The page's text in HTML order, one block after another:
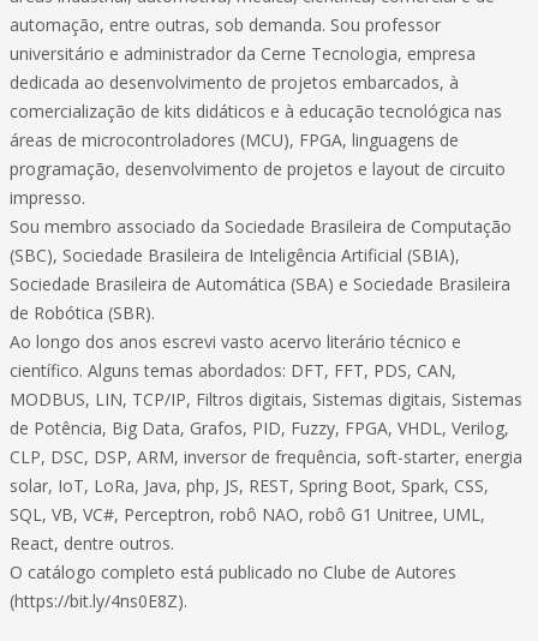
automação, entre outras, sob demanda. Sou professor
universitário e administrador da Cerne Tecnologia, empresa
dedicada ao desenvolvimento de projetos embarcados, à
comercialização de kits didáticos e à educação tecnológica nas
áreas de microcontroladores (MCU), FPGA, linguagens de
programação, desenvolvimento de projetos e layout de circuito
impresso.
Sou membro associado da Sociedade Brasileira de Computação
(SBC), Sociedade Brasileira de Inteligência Artificial (SBIA),
Sociedade Brasileira de Automática (SBA) e Sociedade Brasileira
de Robótica (SBR).
Ao longo dos anos escrevi vasto acervo literário técnico e
científico. Alguns temas abordados: DFT, FFT, PDS, CAN,
MODBUS, LIN, TCP/IP, Filtros digitais, Sistemas digitais, Sistemas
de Potência, Big Data, Grafos, PID, Fuzzy, FPGA, VHDL, Verilog,
CLP, DSC, DSP, ARM, inversor de frequência, soft-starter, energia
solar, IoT, LoRa, Java, php, JS, REST, Spring Boot, Spark, CSS,
SQL, VB, VC#, Perceptron, robô NAO, robô G1 Unitree, UML,
React, dentre outros.
O catálogo completo está publicado no Clube de Autores
(https://bit.ly/4ns0E8Z).